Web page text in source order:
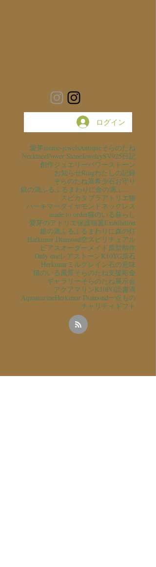
ログイン
愛芽meme-jewelsAntiqueそらのたね
NecklacePower StoneJewelrySV925日記
創作ジュエリーパワーストーン
お知らせRingわたしの記録
そらのたね展希少石お守り
銀の滴ふるふるまわりに金の滴ふるふるまわりに
スピカタブラ アトリエ猫
ハーキマーダイヤモンドネックレス
made to order猫のいる暮らし
愛芽のアトリエ保護猫翼Exihibition
銀の滴ふるふるまわりに森の灯
Harkimar Diamond空スピリチュアル
ピアスオーダーメイド原型制作
Only oneレアストーンK10YG原石
Herkimarミルグレイン石の意味
猫のいる風景そらのたね支援彫金
ギャラリーそらのたね展示会
アクアマリンK10PG読書滴
AquamarineHerkimar Diamond一点もの
チャリティ ギフト